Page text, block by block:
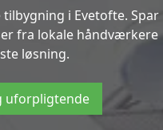
i Evetofte. Spar
fra lokale håndværkere
løsning.
uforpligtende